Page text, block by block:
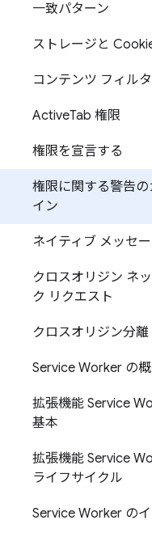
一致パターン
ストレージと
コンテンツ フィル
ActiveTab 権限
権限を宣言する
権限に関する警告の
イン
ネイティブ メッセ
クロスオリジン ネ
ク リクエスト
クロスオリジン分離
Service Worker の
拡張機能 Service
基本
拡張機能 Service
ライフサイクル
Service Worker の